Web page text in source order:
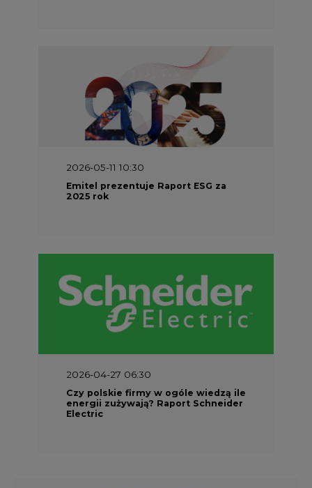
2026-05-11 10:30
Emitel prezentuje Raport ESG za
2025 rok
2026-04-27 06:30
Czy polskie firmy w ogóle wiedzą ile
energii zużywają? Raport Schneider
Electric